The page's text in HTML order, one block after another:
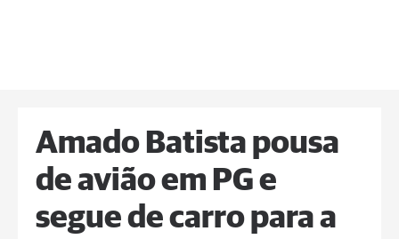
Amado Batista pousa
de avião em PG e
segue de carro para a